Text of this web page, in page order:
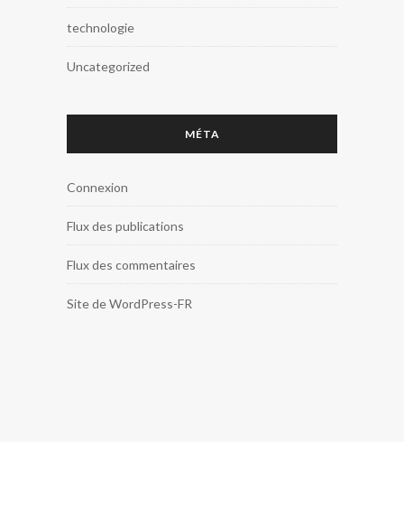
technologie
Uncategorized
MÉTA
Connexion
Flux des publications
Flux des commentaires
Site de WordPress-FR